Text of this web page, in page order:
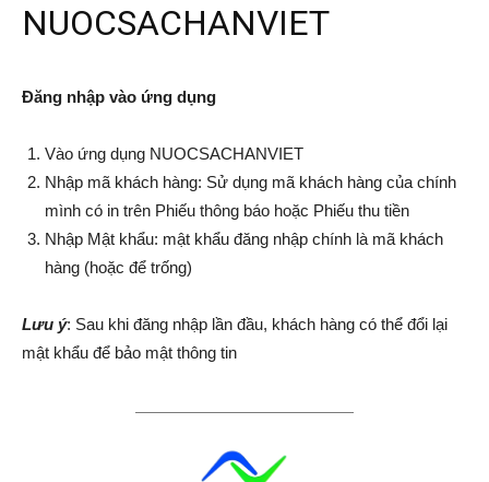
NUOCSACHANVIET
Đăng nhập vào ứng dụng
Vào ứng dụng NUOCSACHANVIET
Nhập mã khách hàng: Sử dụng mã khách hàng của chính
mình có in trên Phiếu thông báo hoặc Phiếu thu tiền
Nhập Mật khẩu: mật khẩu đăng nhập chính là mã khách
hàng (hoặc để trống)
Lưu ý: Sau khi đăng nhập lần đầu, khách hàng có thể đổi lại
mật khẩu để bảo mật thông tin